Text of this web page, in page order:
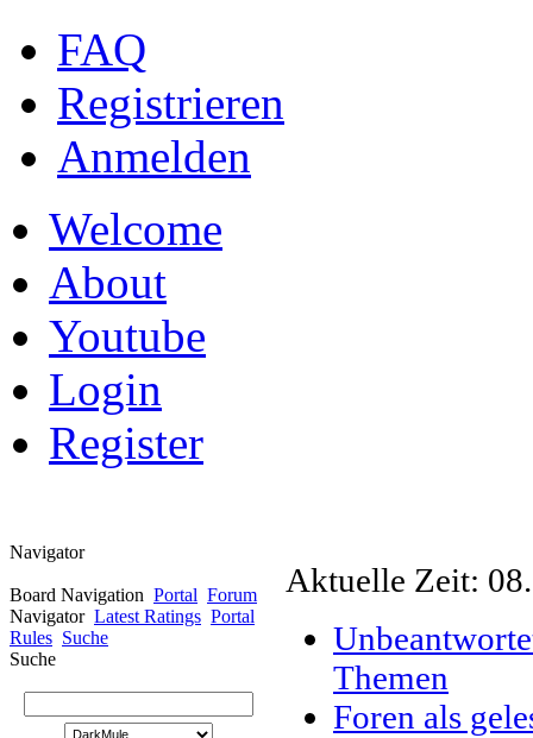
FAQ
Registrieren
Anmelden
Welcome
About
Youtube
Login
Register
Navigator
Board Navigation Portal Forum
Navigator Latest Ratings Portal
Rules Suche
Suche
Aktuelle Zeit:
Themen
Foren als